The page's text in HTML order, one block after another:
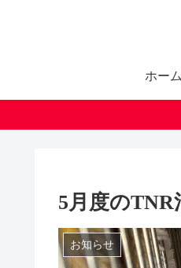
ホー
5月度のTNR
お知らせ